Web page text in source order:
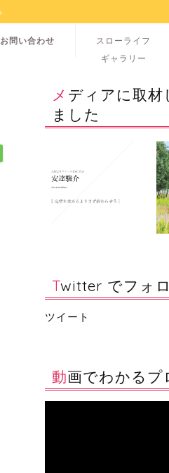
お問い合わせ
スローライフ
ギャラリー
メディアに取材していただき
ました
Twitter でフォ
ツイート
動画でわかる